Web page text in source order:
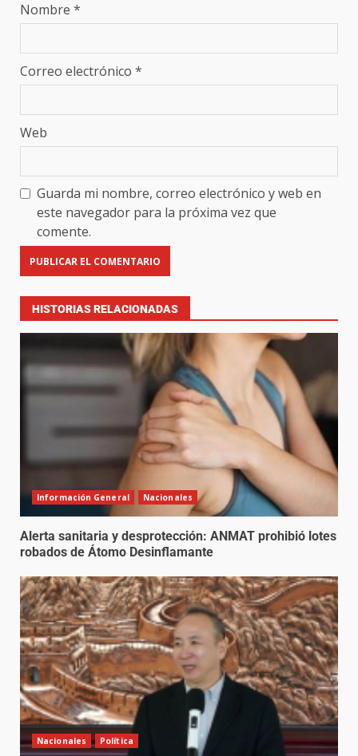
Nombre *
Correo electrónico *
Web
Guarda mi nombre, correo electrónico y web en
este navegador para la próxima vez que
comente.
HISTORIAS RELACIONADAS
Información General Nacionales
Alerta sanitaria y desprotección: ANMAT prohibió lotes
robados de Átomo Desinflamante
Nacionales Política